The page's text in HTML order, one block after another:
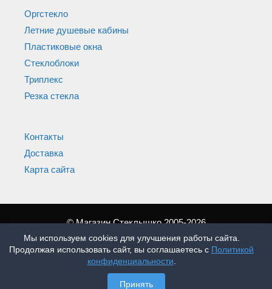
Оргстекло
Летние душевые кабины
Пластиковые окна
Стеклоблоки
Триплекс
Резка стекла
Контакты
Доставка
Карта сайта
© Магазин Стеклышко 2005-2026
Мы используем cookies для улучшения работы сайта.
Продолжая использовать сайт, вы соглашаетесь с Политикой
конфиденциальности
Принять